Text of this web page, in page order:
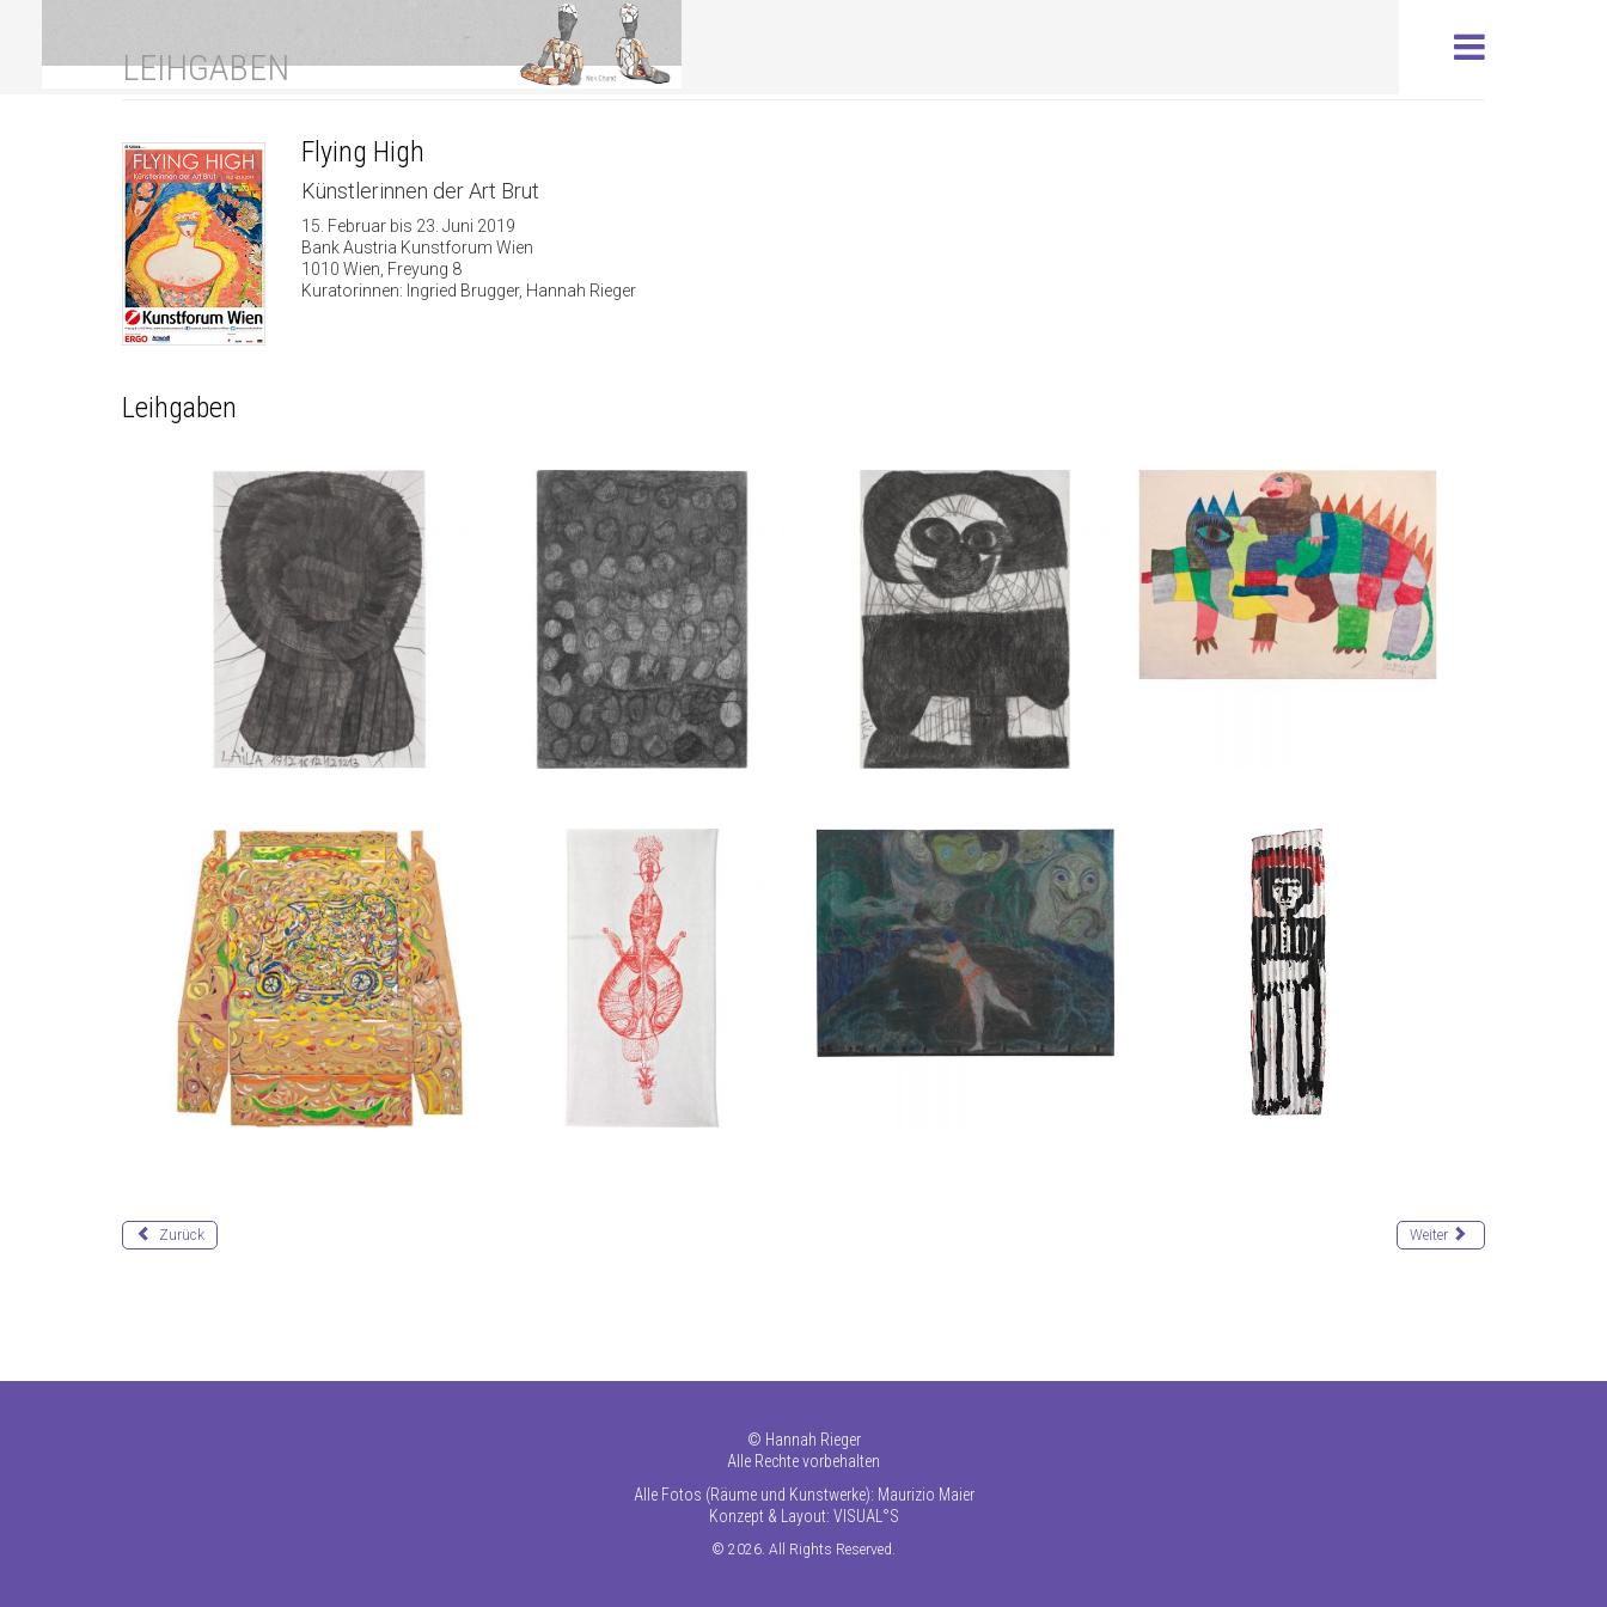
LEIHGABEN
Flying High
Künstlerinnen der Art Brut
15. Februar bis 23. Juni 2019
Bank Austria Kunstforum Wien
1010 Wien, Freyung 8
Kuratorinnen: Ingried Brugger, Hannah Rieger
Leihgaben
Zurück Weiter
© Hannah Rieger
Alle Rechte vorbehalten
Alle Fotos (Räume und Kunstwerke): Maurizio Maier
Konzept & Layout: VISUAL°S
© 2026. All Rights Reserved.